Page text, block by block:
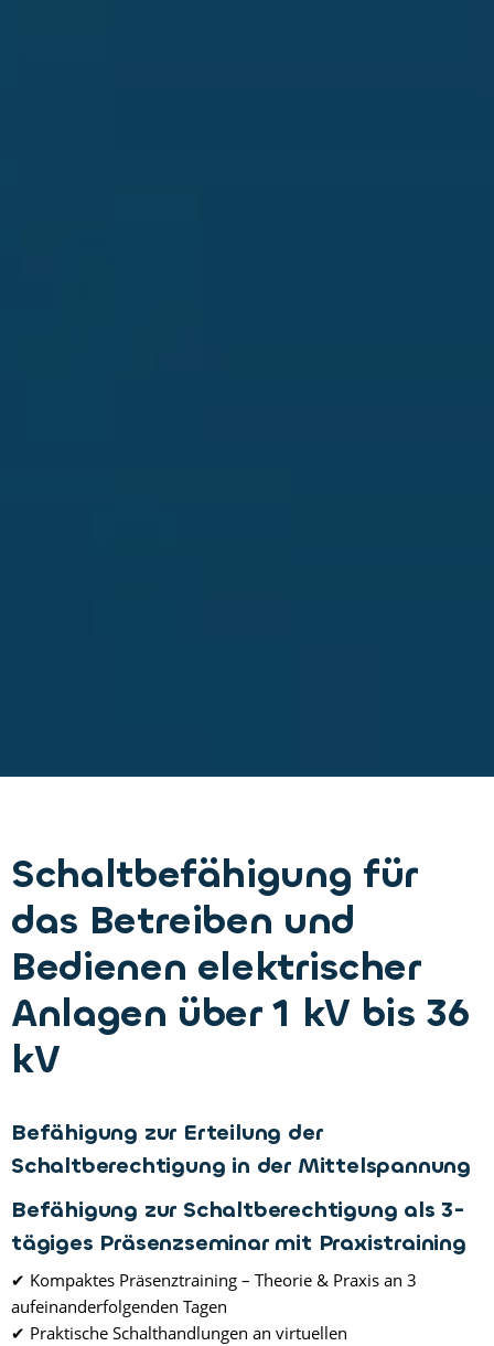
Schaltbefähigung für
das Betreiben und
Bedienen elektrischer
Anlagen über 1 kV bis 36
kV
Befähigung zur Erteilung der
Schaltberechtigung in der Mittelspannung
Befähigung zur Schaltberechtigung als 3-
tägiges Präsenzseminar mit Praxistraining
✔ Kompaktes Präsenztraining – Theorie & Praxis an 3
aufeinanderfolgenden Tagen
✔ Praktische Schalthandlungen an virtuellen